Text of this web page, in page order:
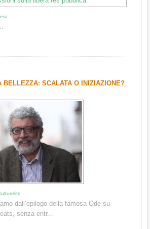
BELLEZZA: SCALATA O INIZIAZIONE?
dall’epilogo della famosa Ode su
senza entr...